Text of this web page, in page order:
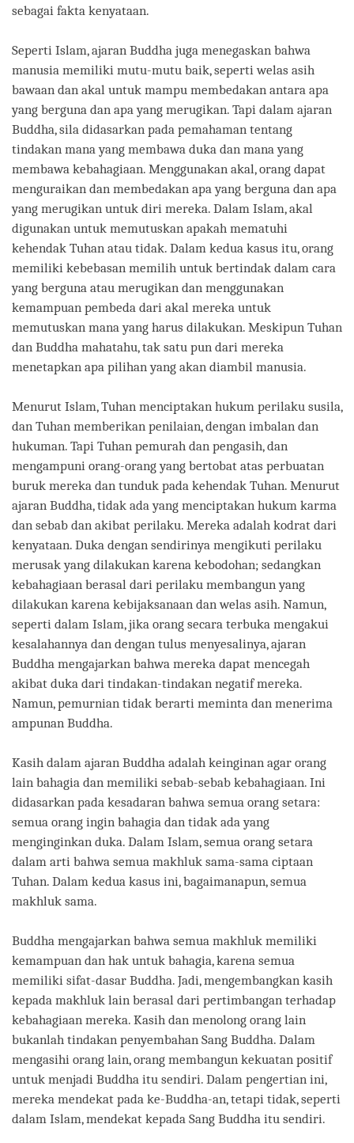
sebagai fakta kenyataan.
Seperti Islam, ajaran Buddha juga menegaskan bahwa
manusia memiliki mutu-mutu baik, seperti welas asih
bawaan dan akal untuk mampu membedakan antara apa
yang berguna dan apa yang merugikan. Tapi dalam ajaran
Buddha, sila didasarkan pada pemahaman tentang
tindakan mana yang membawa duka dan mana yang
membawa kebahagiaan. Menggunakan akal, orang dapat
menguraikan dan membedakan apa yang berguna dan apa
yang merugikan untuk diri mereka. Dalam Islam, akal
digunakan untuk memutuskan apakah mematuhi
kehendak Tuhan atau tidak. Dalam kedua kasus itu, orang
memiliki kebebasan memilih untuk bertindak dalam cara
yang berguna atau merugikan dan menggunakan
kemampuan pembeda dari akal mereka untuk
memutuskan mana yang harus dilakukan. Meskipun Tuhan
dan Buddha mahatahu, tak satu pun dari mereka
menetapkan apa pilihan yang akan diambil manusia.
Menurut Islam, Tuhan menciptakan hukum perilaku susila,
dan Tuhan memberikan penilaian, dengan imbalan dan
hukuman. Tapi Tuhan pemurah dan pengasih, dan
mengampuni orang-orang yang bertobat atas perbuatan
buruk mereka dan tunduk pada kehendak Tuhan. Menurut
ajaran Buddha, tidak ada yang menciptakan hukum karma
dan sebab dan akibat perilaku. Mereka adalah kodrat dari
kenyataan. Duka dengan sendirinya mengikuti perilaku
merusak yang dilakukan karena kebodohan; sedangkan
kebahagiaan berasal dari perilaku membangun yang
dilakukan karena kebijaksanaan dan welas asih. Namun,
seperti dalam Islam, jika orang secara terbuka mengakui
kesalahannya dan dengan tulus menyesalinya, ajaran
Buddha mengajarkan bahwa mereka dapat mencegah
akibat duka dari tindakan-tindakan negatif mereka.
Namun, pemurnian tidak berarti meminta dan menerima
ampunan Buddha.
Kasih dalam ajaran Buddha adalah keinginan agar orang
lain bahagia dan memiliki sebab-sebab kebahagiaan. Ini
didasarkan pada kesadaran bahwa semua orang setara:
semua orang ingin bahagia dan tidak ada yang
menginginkan duka. Dalam Islam, semua orang setara
dalam arti bahwa semua makhluk sama-sama ciptaan
Tuhan. Dalam kedua kasus ini, bagaimanapun, semua
makhluk sama.
Buddha mengajarkan bahwa semua makhluk memiliki
kemampuan dan hak untuk bahagia, karena semua
memiliki sifat-dasar Buddha. Jadi, mengembangkan kasih
kepada makhluk lain berasal dari pertimbangan terhadap
kebahagiaan mereka. Kasih dan menolong orang lain
bukanlah tindakan penyembahan Sang Buddha. Dalam
mengasihi orang lain, orang membangun kekuatan positif
untuk menjadi Buddha itu sendiri. Dalam pengertian ini,
mereka mendekat pada ke-Buddha-an, tetapi tidak, seperti
dalam Islam, mendekat kepada Sang Buddha itu sendiri.